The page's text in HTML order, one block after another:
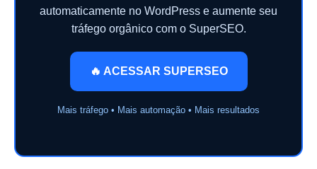
automaticamente no WordPress e aumente seu
tráfego orgânico com o SuperSEO.
🔥 ACESSAR SUPERSEO
Mais tráfego • Mais automação • Mais resultados